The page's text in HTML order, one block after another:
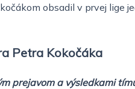
obsadil v prvej lige
Petra Kokočáka
prejavom a výsledkami